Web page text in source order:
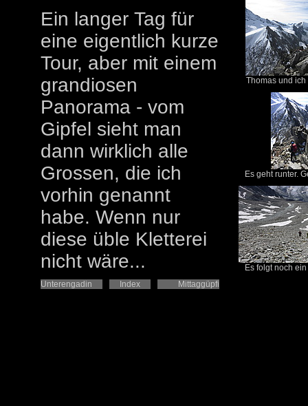
Ein langer Tag für
eine eigentlich kurze
Tour, aber mit einem
grandiosen
Panorama - vom
Gipfel sieht man
dann wirklich alle
Grossen, die ich
vorhin genannt
habe. Wenn nur
diese üble Kletterei
nicht wäre...
Thomas und ich
Es geht runter.
Es folgt noch
Unterengadin
Index Mittaggüpfi